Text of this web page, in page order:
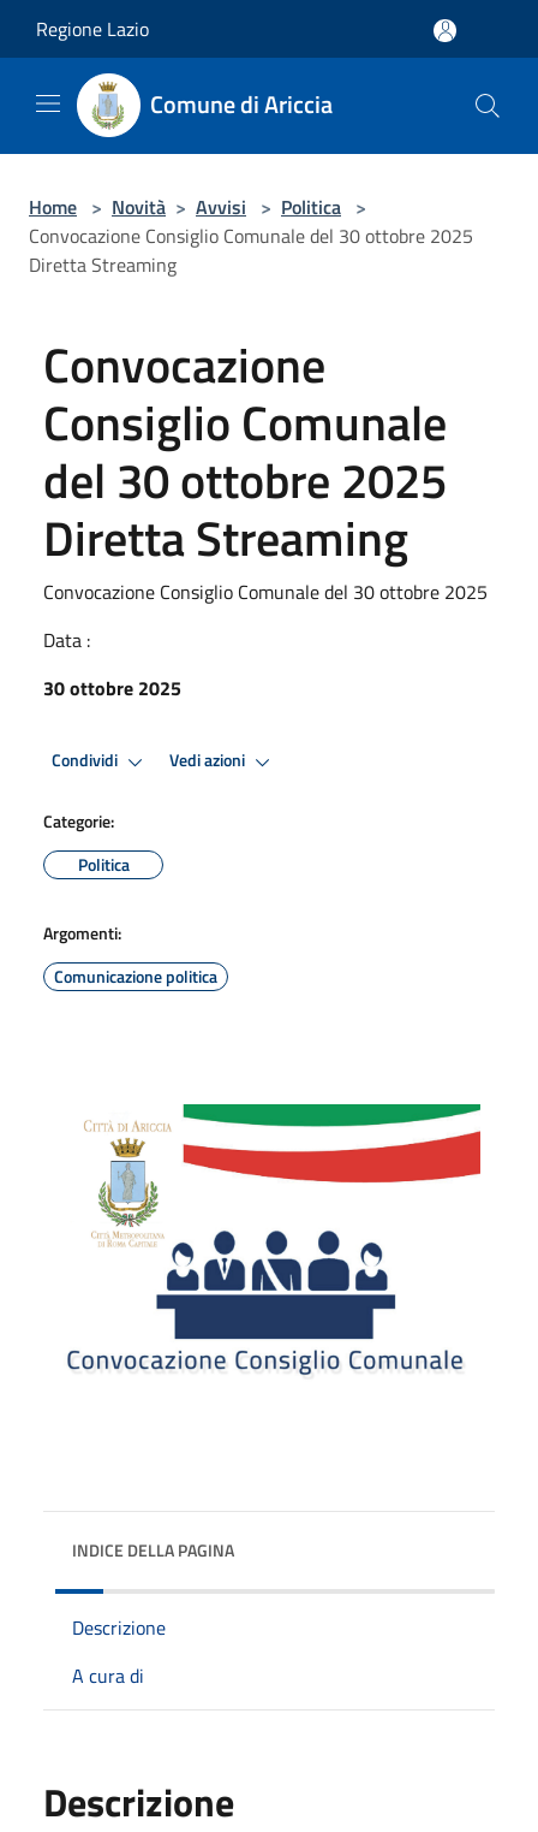
Regione Lazio
Comune di Ariccia
Home > Novità > Avvisi > Politica >
Convocazione Consiglio Comunale del 30 ottobre 2025
Diretta Streaming
Convocazione
Consiglio Comunale
del 30 ottobre 2025
Diretta Streaming
Convocazione Consiglio Comunale del 30 ottobre 2025
Data :
30 ottobre 2025
Condividi Vedi azioni
Categorie:
Politica
Argomenti:
Comunicazione politica
INDICE DELLA PAGINA
Descrizione
A cura di
Descrizione